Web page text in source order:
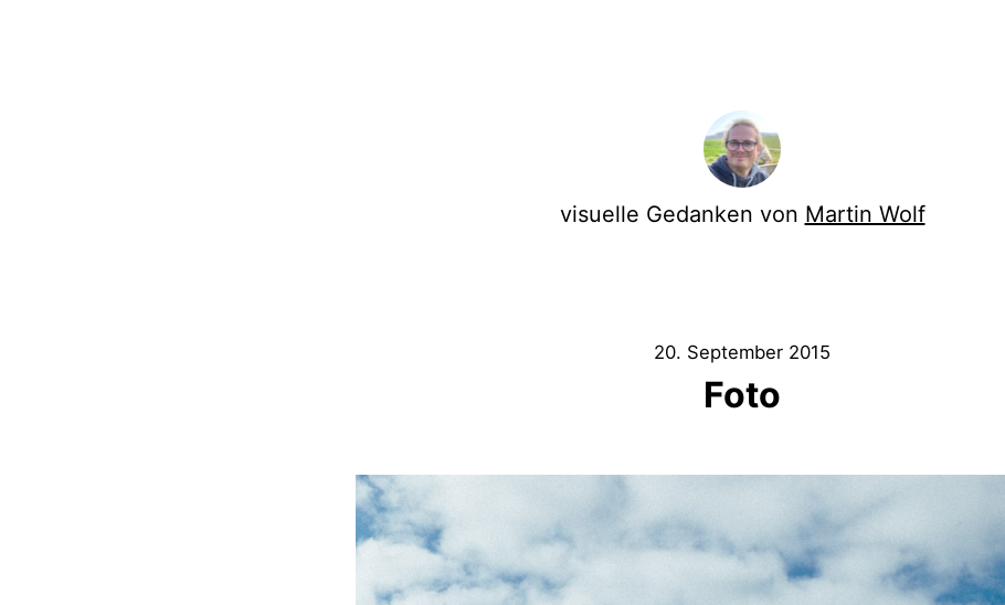
visuelle Gedanken von Martin Wolf
20. September 2015
Foto